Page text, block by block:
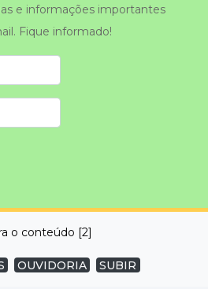
e informações importantes
Fique informado!
o conteúdo [2]
OUVIDORIA SUBIR